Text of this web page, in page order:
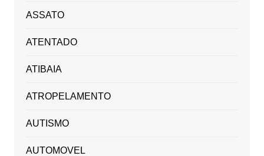
ASSATO
ATENTADO
ATIBAIA
ATROPELAMENTO
AUTISMO
AUTOMOVEL